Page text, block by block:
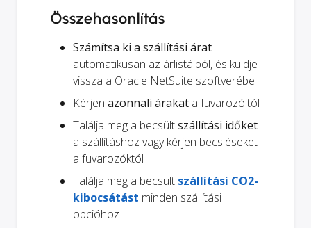
Összehasonlítás
Számítsa ki a szállítási árat
automatikusan az árlistáiból, és küldje
vissza a Oracle NetSuite szoftverébe
Kérjen azonnali árakat a fuvarozóitól
Találja meg a becsültszállítási időket
a szállításhoz vagy kérjen becsléseket
a fuvarozóktól
Találja meg a becsült szállítási CO2-
kibocsátást minden szállítási
opcióhoz